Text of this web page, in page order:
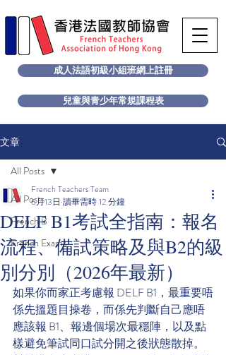
成人法語初級小組班網上註冊
兒童與青少年常規課程表
文章
All Posts
French B
French Exams
All Posts
DELF B1考試全指南：報名
流程、備試策略及與B2的級
別分別（2026年最新）
French Teachers Team
6月13日 讀畢需時 12 分鐘
如果你而家正考慮報 DELF B1，最重要唔
係先搵題目操卷，而係先判斷自己應唔
應該報 B1、報邊個場次最穩陣，以及點
樣避免筆試同口試分開之後狀態散掉。